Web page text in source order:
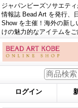
ジャパンビーズソサエテ
情報誌 Bead Art を発行、
Show を主催！海外の新
けの魅力的なアイテムをご
ログイン